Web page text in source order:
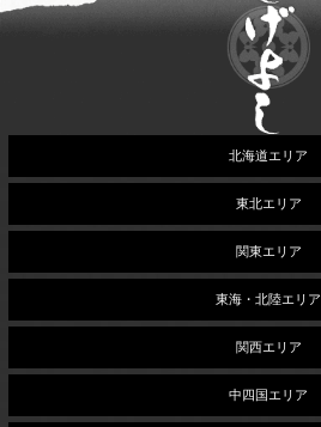
北海道エリア
東北エリア
関東エリア
東海・北陸エリア
関西エリア
中四国エリア